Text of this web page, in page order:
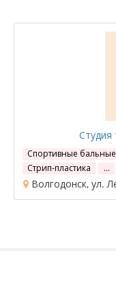
Студия
Спортивные
Стрип-пластика
…
Волгодонск, ул.